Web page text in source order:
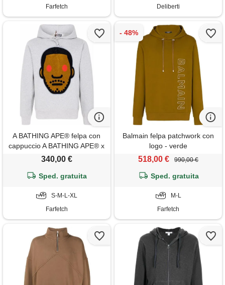
Farfetch
Deliberti
A BATHING APE® felpa con
cappuccio A BATHING APE® x
kid cudi - grigio
340,00 €
Sped. gratuita
S-M-L-XL
Farfetch
Balmain felpa patchwork con
logo - verde
518,00 € 990,00 €
Sped. gratuita
M-L
Farfetch